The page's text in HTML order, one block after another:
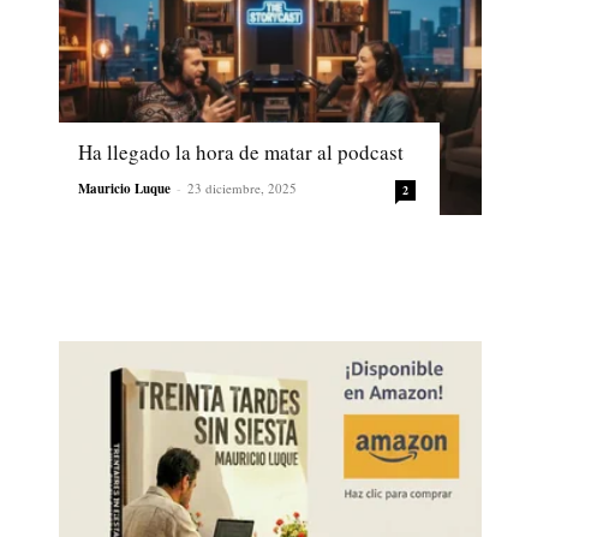
Ha llegado la hora de matar al podcast
Mauricio Luque - 23 diciembre, 2025 2